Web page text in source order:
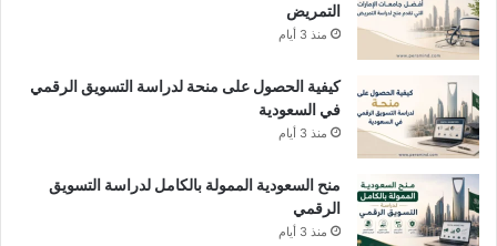
التمريض
منذ 3 أيام
كيفية الحصول على منحة لدراسة التسويق الرقمي
في السعودية
منذ 3 أيام
منح السعودية الممولة بالكامل لدراسة التسويق
الرقمي
منذ 3 أيام